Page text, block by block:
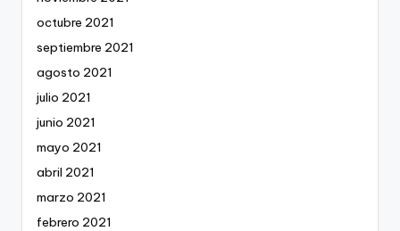
octubre 2021
septiembre 2021
agosto 2021
julio 2021
junio 2021
mayo 2021
abril 2021
marzo 2021
febrero 2021